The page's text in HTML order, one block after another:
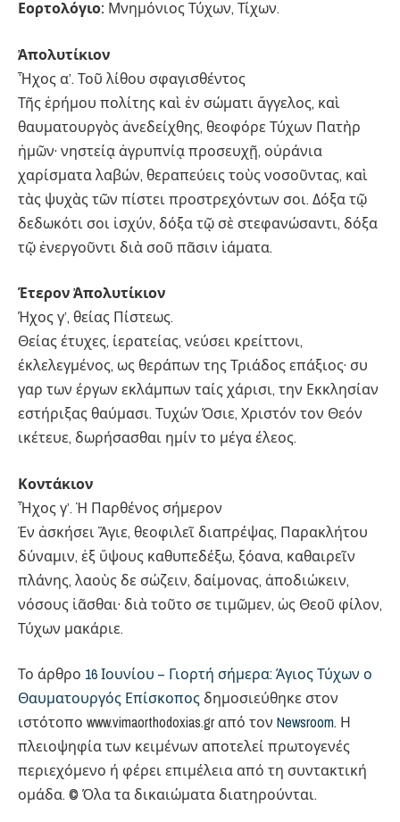
Εορτολόγιο: Μνημόνιος Τύχων, Τίχων.
Ἀπολυτίκιον
Ἦχος α’. Τοῦ λίθου σφαγισθέντος
Τῆς ἐρήμου πολίτης καὶ ἐν σώματι ἄγγελος, καὶ
θαυματουργὸς ἀνεδείχθης, θεοφόρε Τύχων Πατὴρ
ἡμῶν· νηστείᾳ ἀγρυπνίᾳ προσευχῇ, οὐράνια
χαρίσματα λαβών, θεραπεύεις τοὺς νοσοῦντας, καὶ
τὰς ψυχὰς τῶν πίστει προστρεχόντων σοι. Δόξα τῷ
δεδωκότι σοι ἰσχύν, δόξα τῷ σὲ στεφανώσαντι, δόξα
τῷ ἐνεργοῦντι διὰ σοῦ πᾶσιν ἰάματα.
Έτερον Ἀπολυτίκιον
Ήχος γ’, θείας Πίστεως.
Θείας έτυχες, ίερατείας, νεύσει κρείττονι,
έκλελεγμένος, ως θεράπων της Τριάδος επάξιος· συ
γαρ των έργων εκλάμπων ταίς χάρισι, την Εκκλησίαν
εστήριξας θαύμασι. Τυχών Όσιε, Χριστόν τον Θεόν
ικέτευε, δωρήσασθαι ημίν το μέγα έλεος.
Κοντάκιον
Ἦχος γ’. Ἡ Παρθένος σήμερον
Ἐν ἀσκήσει Ἅγιε, θεοφιλεῖ διαπρέψας, Παρακλήτου
δύναμιν, ἐξ ὕψους καθυπεδέξω, ξόανα, καθαιρεῖν
πλάνης, λαοὺς δε σώζειν, δαίμονας, ἀποδιώκειν,
νόσους ἰᾶσθαι· διὰ τοῦτο σε τιμῶμεν, ὡς Θεοῦ φίλον,
Τύχων μακάριε.
Το άρθρο 16 Ιουνίου – Γιορτή σήμερα: Άγιος Τύχων ο
Θαυματουργός Επίσκοπος δημοσιεύθηκε στον
ιστότοπο www.vimaorthodoxias.gr από τον Newsroom. Η
πλειοψηφία των κειμένων αποτελεί πρωτογενές
περιεχόμενο ή φέρει επιμέλεια από τη συντακτική
ομάδα. © Όλα τα δικαιώματα διατηρούνται.